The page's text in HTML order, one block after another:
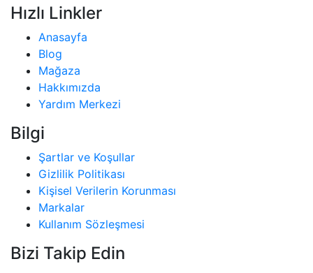
Hızlı Linkler
Anasayfa
Blog
Mağaza
Hakkımızda
Yardım Merkezi
Bilgi
Şartlar ve Koşullar
Gizlilik Politikası
Kişisel Verilerin Korunması
Markalar
Kullanım Sözleşmesi
Bizi Takip Edin